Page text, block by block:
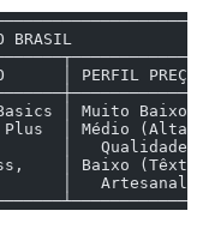
NO BRASIL
│ PERFIL
│ Muito
Plus  │ Médio
│
│ Baixo
│